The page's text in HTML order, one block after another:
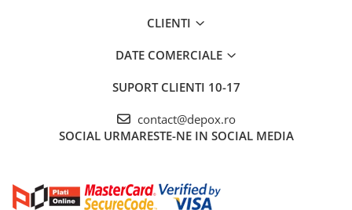
CLIENTI
DATE COMERCIALE
SUPORT CLIENTI 10-17
contact@depox.ro
SOCIAL URMARESTE-NE IN SOCIAL MEDIA